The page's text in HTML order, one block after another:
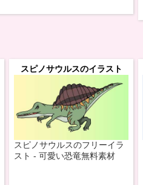
スピノサウルスのイラスト
スピノサウルスのフリーイラ
スト - 可愛い恐竜無料素材